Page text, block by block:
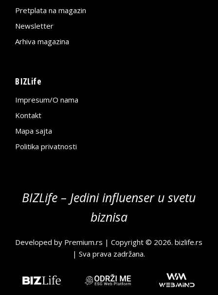
Pretplata na magazin
Newsletter
Arhiva magazina
BIZLife
Impresum/O nama
Kontakt
Mapa sajta
Politika privatnosti
BIZLife – Jedini influenser u svetu
biznisa
Developed by Premium.rs | Copyright © 2026.bizlife.rs
| Sva prava zadržana.